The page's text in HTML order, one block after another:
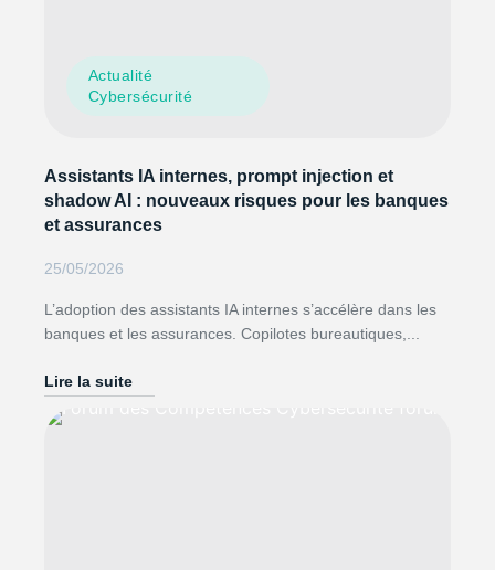
Actualité
Cybersécurité
Assistants IA internes, prompt injection et
shadow AI : nouveaux risques pour les banques
et assurances
25/05/2026
L’adoption des assistants IA internes s’accélère dans les
banques et les assurances. Copilotes bureautiques,...
Lire la suite